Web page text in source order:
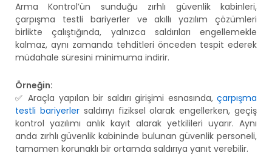
Arma Kontrol’ün sunduğu zırhlı güvenlik kabinleri,
çarpışma testli bariyerler ve akıllı yazılım çözümleri
birlikte çalıştığında, yalnızca saldırıları engellemekle
kalmaz, aynı zamanda tehditleri önceden tespit ederek
müdahale süresini minimuma indirir.
Örneğin:
✅ Araçla yapılan bir saldırı girişimi esnasında, çarpışma
testli bariyerlersaldırıyı fiziksel olarak engellerken, geçiş
kontrol yazılımı anlık kayıt alarak yetkilileri uyarır. Aynı
anda zırhlı güvenlik kabininde bulunan güvenlik personeli,
tamamen korunaklı bir ortamda saldırıya yanıt verebilir.